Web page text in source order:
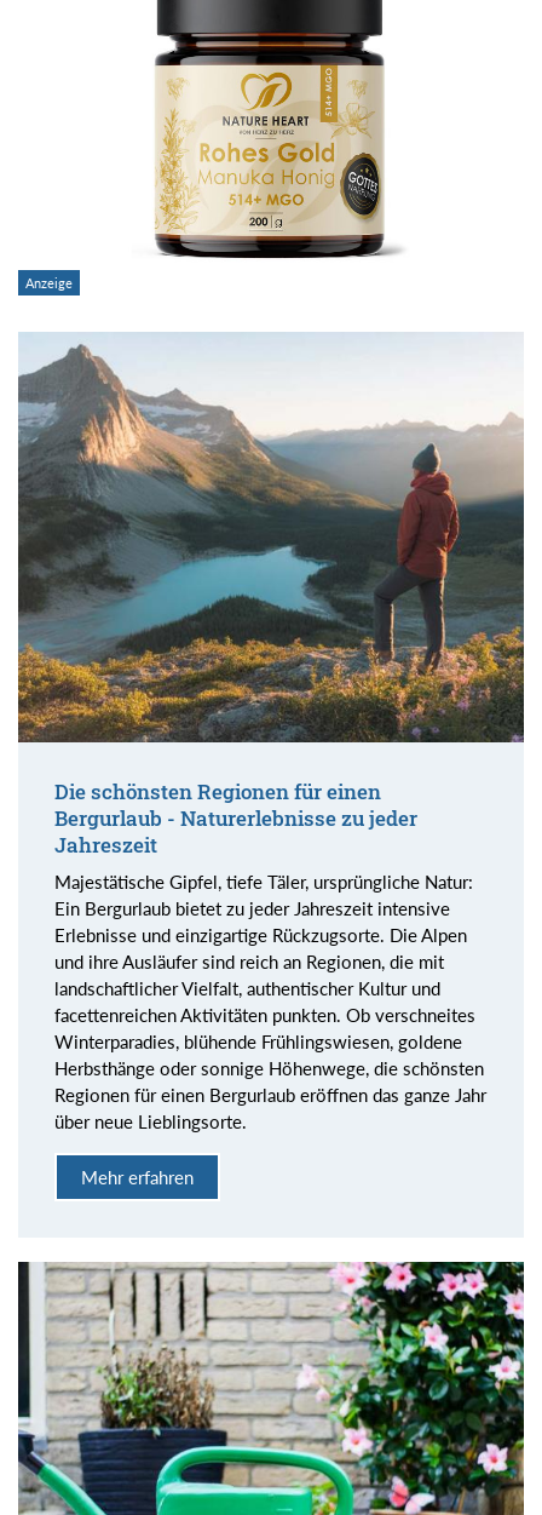
Die schönsten Regionen für einen
Bergurlaub - Naturerlebnisse zu jeder
Jahreszeit
Majestätische Gipfel, tiefe Täler, ursprüngliche Natur:
Ein Bergurlaub bietet zu jeder Jahreszeit intensive
Erlebnisse und einzigartige Rückzugsorte. Die Alpen
und ihre Ausläufer sind reich an Regionen, die mit
landschaftlicher Vielfalt, authentischer Kultur und
facettenreichen Aktivitäten punkten. Ob verschneites
Winterparadies, blühende Frühlingswiesen, goldene
Herbsthänge oder sonnige Höhenwege, die schönsten
Regionen für einen Bergurlaub eröffnen das ganze Jahr
über neue Lieblingsorte.
Mehr erfahren